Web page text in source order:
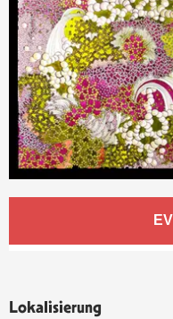
Öffnungszeiten &
Lokalisierung